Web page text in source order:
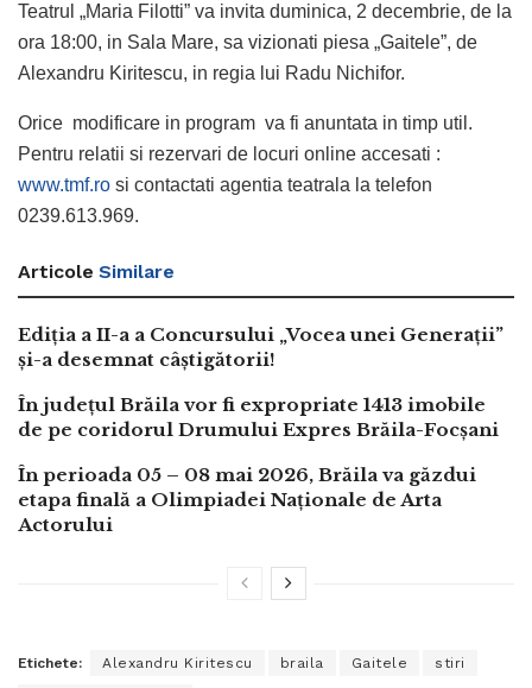
Teatrul „Maria Filotti” va invita duminica, 2 decembrie, de la
ora 18:00, in Sala Mare, sa vizionati piesa „Gaitele”, de
Alexandru Kiritescu, in regia lui Radu Nichifor.
Orice modificare in program va fi anuntata in timp util.
Pentru relatii si rezervari de locuri online accesati :
www.tmf.ro si contactati agentia teatrala la telefon
0239.613.969.
Articole Similare
Ediția a II-a a Concursului „Vocea unei Generații”
și-a desemnat câștigătorii!
În județul Brăila vor fi expropriate 1413 imobile
de pe coridorul Drumului Expres Brăila-Focșani
În perioada 05 – 08 mai 2026, Brăila va găzdui
etapa finală a Olimpiadei Naționale de Arta
Actorului
Etichete: Alexandru Kiritescu braila Gaitele stiri